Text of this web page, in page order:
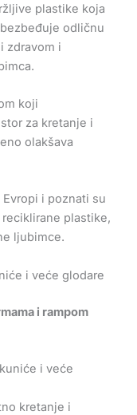
plastike koja
odličnu
zdravom i
koji
za kretanje i
olakšava
i poznati su
plastike,
ljubimce.
i veće glodare
i rampom
i veće
kretanje i